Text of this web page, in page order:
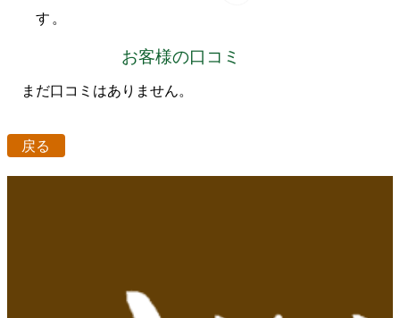
す。
お客様の口コミ
まだ口コミはありません。
戻る